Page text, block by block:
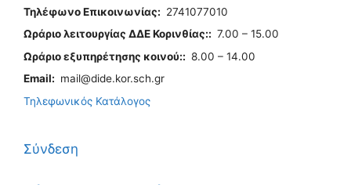
Τηλέφωνo Επικοινωνίας: 2741077010
Ωράριο λειτουργίας ΔΔΕ Κορινθίας:: 7.00 – 15.00
Ωράριο εξυπηρέτησης κοινού:: 8.00 – 14.00
Email: mail@dide.kor.sch.gr
Τηλεφωνικός Κατάλογος
Σύνδεση